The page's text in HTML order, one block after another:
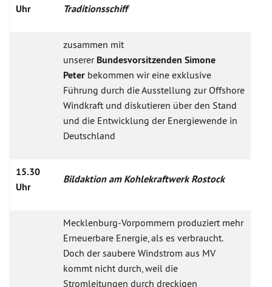
Uhr
Traditionsschiff
zusammen mit
unserer Bundesvorsitzenden Simone
Peter bekommen wir eine exklusive
Führung durch die Ausstellung zur Offshore
Windkraft und diskutieren über den Stand
und die Entwicklung der Energiewende in
Deutschland
15.30
Uhr
Bildaktion am Kohlekraftwerk Rostock
Mecklenburg-Vorpommern produziert mehr
Erneuerbare Energie, als es verbraucht.
Doch der saubere Windstrom aus MV
kommt nicht durch, weil die
Stromleitungen durch dreckigen